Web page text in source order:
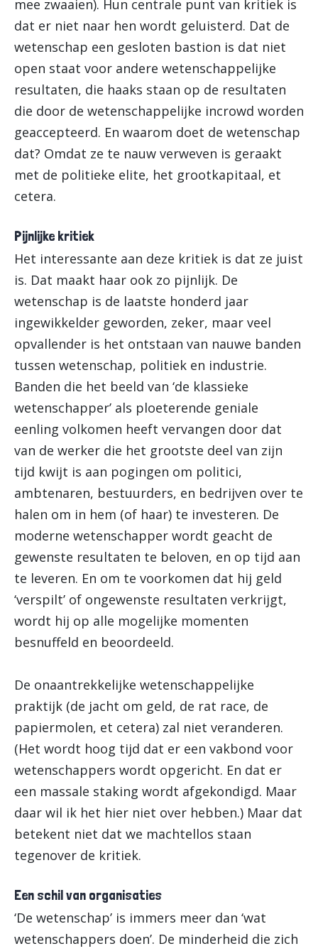
mee zwaaien). Hun centrale punt van kritiek is
dat er niet naar hen wordt geluisterd. Dat de
wetenschap een gesloten bastion is dat niet
open staat voor andere wetenschappelijke
resultaten, die haaks staan op de resultaten
die door de wetenschappelijke incrowd worden
geaccepteerd. En waarom doet de wetenschap
dat? Omdat ze te nauw verweven is geraakt
met de politieke elite, het grootkapitaal, et
cetera.
Pijnlijke kritiek
Het interessante aan deze kritiek is dat ze juist
is. Dat maakt haar ook zo pijnlijk. De
wetenschap is de laatste honderd jaar
ingewikkelder geworden, zeker, maar veel
opvallender is het ontstaan van nauwe banden
tussen wetenschap, politiek en industrie.
Banden die het beeld van ‘de klassieke
wetenschapper’ als ploeterende geniale
eenling volkomen heeft vervangen door dat
van de werker die het grootste deel van zijn
tijd kwijt is aan pogingen om politici,
ambtenaren, bestuurders, en bedrijven over te
halen om in hem (of haar) te investeren. De
moderne wetenschapper wordt geacht de
gewenste resultaten te beloven, en op tijd aan
te leveren. En om te voorkomen dat hij geld
‘verspilt’ of ongewenste resultaten verkrijgt,
wordt hij op alle mogelijke momenten
besnuffeld en beoordeeld.
De onaantrekkelijke wetenschappelijke
praktijk (de jacht om geld, de rat race, de
papiermolen, et cetera) zal niet veranderen.
(Het wordt hoog tijd dat er een vakbond voor
wetenschappers wordt opgericht. En dat er
een massale staking wordt afgekondigd. Maar
daar wil ik het hier niet over hebben.) Maar dat
betekent niet dat we machtellos staan
tegenover de kritiek.
Een schil van organisaties
‘De wetenschap’ is immers meer dan ‘wat
wetenschappers doen’. De minderheid die zich